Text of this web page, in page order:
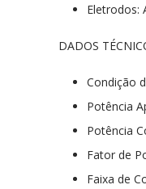
Eletrodos:
DADOS
Condição
Potência
Potência
Fator de
Faixa de